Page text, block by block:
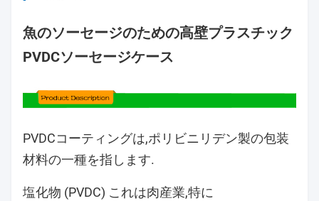
魚のソーセージのための高壁プラスチック
PVDCソーセージケース
PVDCコーティングは,ポリビニリデン製の包装
材料の一種を指します.
塩化物 (PVDC) これは肉産業,特に